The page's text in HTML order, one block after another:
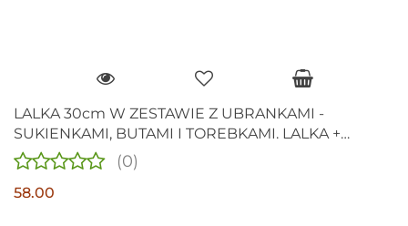
LALKA 30cm W ZESTAWIE Z UBRANKAMI -
SUKIENKAMI, BUTAMI I TOREBKAMI. LALKA +
GARDEROBA
(0)
58.00